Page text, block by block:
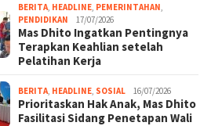
BERITA HEADLINE PEMERINTAHAN
PENDIDIKAN
17/07/2026
Mas Dhito Ingatkan Pentingnya
Terapkan Keahlian setelah
Pelatihan Kerja
BERITA HEADLINE SOSIAL 16/07/2026
Prioritaskan Hak Anak, Mas Dhito
Fasilitasi Sidang Penetapan Wali